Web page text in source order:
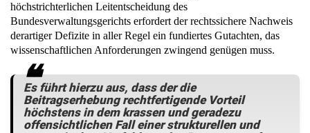
höchstrichterlichen Leitentscheidung des
Bundesverwaltungsgerichts erfordert der rechtssichere Nachweis
derartiger Defizite in aller Regel ein fundiertes Gutachten, das
wissenschaftlichen Anforderungen zwingend genügen muss.
Es führt hierzu aus, dass der die
Beitragserhebung rechtfertigende Vorteil
höchstens in dem krassen und geradezu
offensichtlichen Fall einer strukturellen und